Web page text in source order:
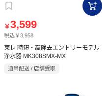
￥3,599
税込￥3,958
東レ 時短・高除去エントリーモデル
浄水器 MK308SMX-MX
通常配送 / 店舗受取